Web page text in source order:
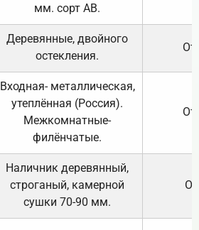
мм. сорт АВ.
Деревянные, двойного
остекления.
Входная- металлическая,
утеплённая (Россия).
Межкомнатные-
филёнчатые.
Наличник деревянный,
строганый, камерной
сушки 70-90 мм.